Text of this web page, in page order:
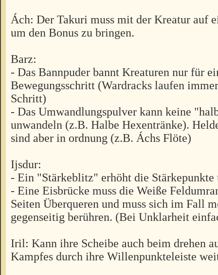
Ách: Der Takuri muss mit der Kreatur auf
um den Bonus zu bringen.
Barz:
- Das Bannpuder bannt Kreaturen nur für
Bewegungsschritt (Wardracks laufen
Schritt)
- Das Umwandlungspulver kann keine
unwandeln (z.B. Halbe Hexentränke).
sind aber in ordnung (z.B. Áchs Flöte)
Ijsdur:
- Ein "Stärkeblitz" erhöht die Stärkepunkte
- Eine Eisbrücke muss die Weiße
Seiten Überqueren und muss sich im Fall
gegenseitig berühren. (Bei Unklarheit
Iril: Kann ihre Scheibe auch beim drehen
Kampfes durch ihre Willenpunkteleiste